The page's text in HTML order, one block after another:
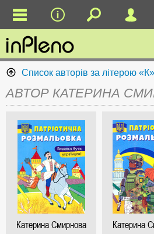
Список авторів за літерою «К»
АВТОР КАТЕРИНА
Катерина Смирнова
Катерина